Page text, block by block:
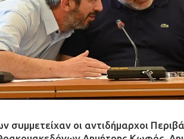
συμμετείχαν οι αντιδήμαρχοι